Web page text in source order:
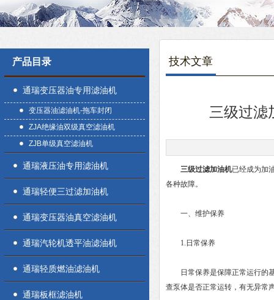
产品目录
通瑞变压器油专用滤油机
变压器油滤油机-拖车封闭
ZJA绝缘油双级真空滤油机
ZJB单级真空滤油机
通瑞液压油专用滤油机
通瑞轻便三过滤加油机
通瑞变压器油真空滤油机
通瑞汽轮机透平油滤油机
通瑞轻质燃油滤油机
通瑞板框滤油机
技术文章
三级过滤
三级过滤加油机已经成为加
各种故障。
一、维护保养
1.日常保养
日常保养是保障正常运行的基
查泵体是否正常运转，有无异常